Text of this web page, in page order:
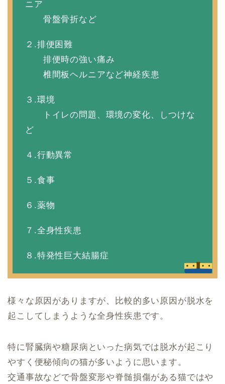
ニア
骨盤骨折など
２.排便困難
排便時の強い痛み
椎間板ヘルニアなど神経疾患
３.環境
トイレの問題、環境の変化、しつけな
ど
４.行動異常
５.食事
６.薬物
７.全身性疾患
８.特発性巨大結腸症
様々な原因がありますが、比較的多い原因が脱水を
起こしてしまうような全身性疾患です。
特に腎臓病や糖尿病といった病気では脱水が起こり
やすく便秘傾向の猫が多いように思います。
交通事故などで骨盤変形や脊髄損傷がある猫ではや